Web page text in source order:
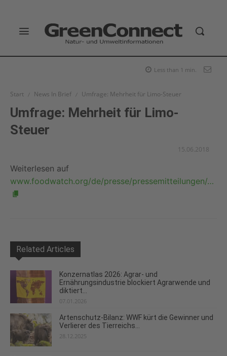
Less than 1 min.
Start News In Brief Umfrage: Mehrheit für Limo-Steuer
Umfrage: Mehrheit für Limo-
Steuer
15.06.2018
Weiterlesen auf
www.foodwatch.org/de/presse/pressemitteilungen/…
Related Articles
Konzernatlas 2026: Agrar- und
Ernährungsindustrie blockiert Agrarwende und
diktiert...
07.01.2026
Artenschutz-Bilanz: WWF kürt die Gewinner und
Verlierer des Tierreichs...
28.12.2025